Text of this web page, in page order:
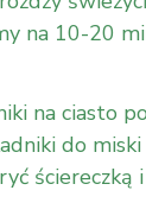
na 10-20
na ciasto
do